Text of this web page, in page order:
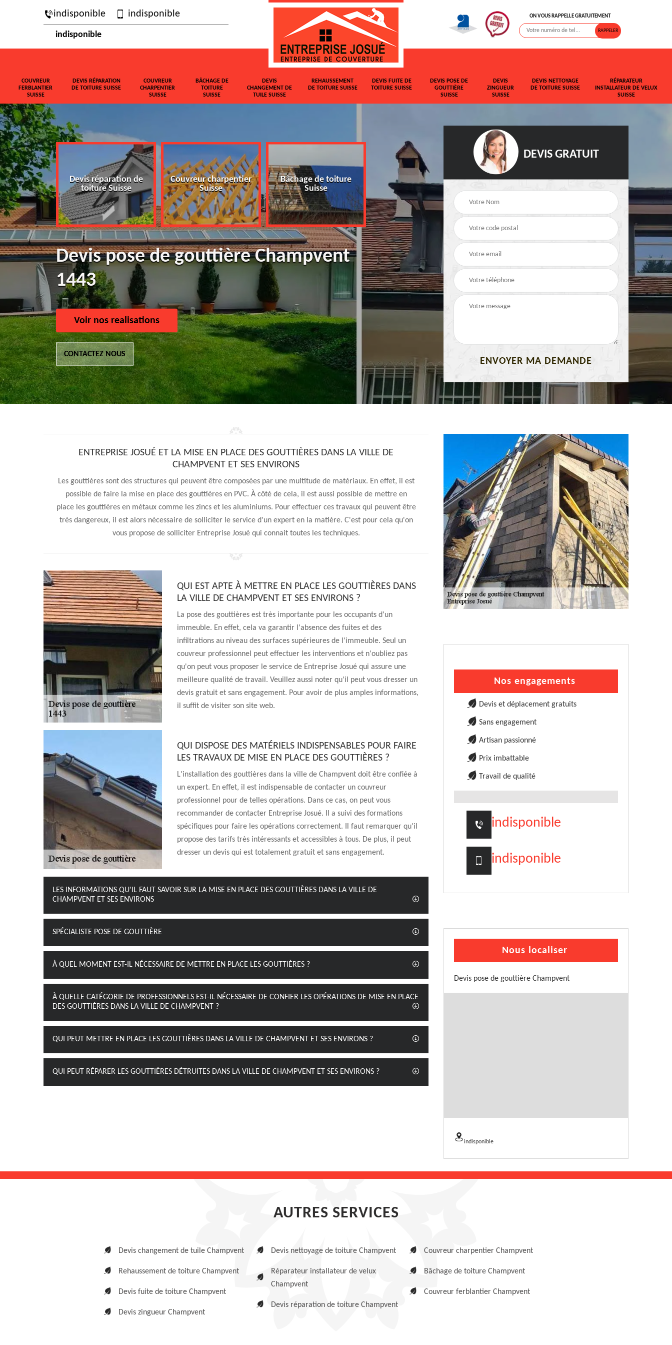
indisponible indisponible
indisponible
ON VOUS RAPPELLE GRATUITEMENT
COUVREUR
FERBLANTIER
SUISSE
DEVIS RÉPARATION
DE TOITURE SUISSE
COUVREUR
CHARPENTIER
SUISSE
BÂCHAGE DE
TOITURE
SUISSE
DEVIS
CHANGEMENT DE
TUILE SUISSE
REHAUSSEMENT
DE TOITURE SUISSE
DEVIS FUITE DE
TOITURE SUISSE
DEVIS POSE DE
GOUTTIÈRE
SUISSE
DEVIS
ZINGUEUR
SUISSE
DEVIS NETTOYAGE
DE TOITURE SUISSE
RÉPARATEUR
INSTALLATEUR DE VELUX
SUISSE
Devis réparation de
toiture Suisse
Couvreur charpentier
Suisse
Bâchage de toiture
Suisse
Devis changement de
tuile Suisse
Rehaussement de
Devis fuite de toiture
Suisse
Devis pose de gouttière Champvent
1443
Voir nos realisations
CONTACTEZ NOUS
DEVIS GRATUIT
ENTREPRISE JOSUÉ ET LA MISE EN PLACE DES GOUTTIÈRES DANS LA VILLE DE
CHAMPVENT ET SES ENVIRONS
Les gouttières sont des structures qui peuvent être composées par une multitude de matériaux. En effet, il est
possible de faire la mise en place des gouttières en PVC. À côté de cela, il est aussi possible de mettre en
place les gouttières en métaux comme les zincs et les aluminiums. Pour effectuer ces travaux qui peuvent être
très dangereux, il est alors nécessaire de solliciter le service d'un expert en la matière. C'est pour cela qu'on
vous propose de solliciter Entreprise Josué qui connait toutes les techniques.
QUI EST APTE À METTRE EN PLACE LES GOUTTIÈRES DANS
LA VILLE DE CHAMPVENT ET SES ENVIRONS ?
La pose des gouttières est très importante pour les occupants d'un
immeuble. En effet, cela va garantir l'absence des fuites et des
infiltrations au niveau des surfaces supérieures de l'immeuble. Seul un
couvreur professionnel peut effectuer les interventions et n'oubliez pas
qu'on peut vous proposer le service de Entreprise Josué qui assure une
meilleure qualité de travail. Veuillez aussi noter qu'il peut vous dresser un
devis gratuit et sans engagement. Pour avoir de plus amples informations,
il suffit de visiter son site web.
QUI DISPOSE DES MATÉRIELS INDISPENSABLES POUR FAIRE
LES TRAVAUX DE MISE EN PLACE DES GOUTTIÈRES ?
L'installation des gouttières dans la ville de Champvent doit être confiée à
un expert. En effet, il est indispensable de contacter un couvreur
professionnel pour de telles opérations. Dans ce cas, on peut vous
recommander de contacter Entreprise Josué. Il a suivi des formations
spécifiques pour faire les opérations correctement. Il faut remarquer qu'il
propose des tarifs très intéressants et accessibles à tous. De plus, il peut
dresser un devis qui est totalement gratuit et sans engagement.
LES INFORMATIONS QU'IL FAUT SAVOIR SUR LA MISE EN PLACE DES GOUTTIÈRES DANS LA VILLE DE
CHAMPVENT ET SES ENVIRONS
SPÉCIALISTE POSE DE GOUTTIÈRE
À QUEL MOMENT EST-IL NÉCESSAIRE DE METTRE EN PLACE LES GOUTTIÈRES ?
À QUELLE CATÉGORIE DE PROFESSIONNELS EST-IL NÉCESSAIRE DE CONFIER LES OPÉRATIONS DE MISE EN PLACE
DES GOUTTIÈRES DANS LA VILLE DE CHAMPVENT ?
QUI PEUT METTRE EN PLACE LES GOUTTIÈRES DANS LA VILLE DE CHAMPVENT ET SES ENVIRONS ?
QUI PEUT RÉPARER LES GOUTTIÈRES DÉTRUITES DANS LA VILLE DE CHAMPVENT ET SES ENVIRONS ?
Nos engagements
Devis et déplacement gratuits
Sans engagement
Artisan passionné
Prix imbattable
Travail de qualité
indisponible
indisponible
Nous localiser
Devis pose de gouttière Champvent
indisponible
AUTRES SERVICES
Devis changement de tuile Champvent
Rehaussement de toiture Champvent
Devis fuite de toiture Champvent
Devis zingueur Champvent
Devis nettoyage de toiture Champvent
Réparateur installateur de velux
Champvent
Devis réparation de toiture Champvent
Couvreur charpentier Champvent
Bâchage de toiture Champvent
Couvreur ferblantier Champvent